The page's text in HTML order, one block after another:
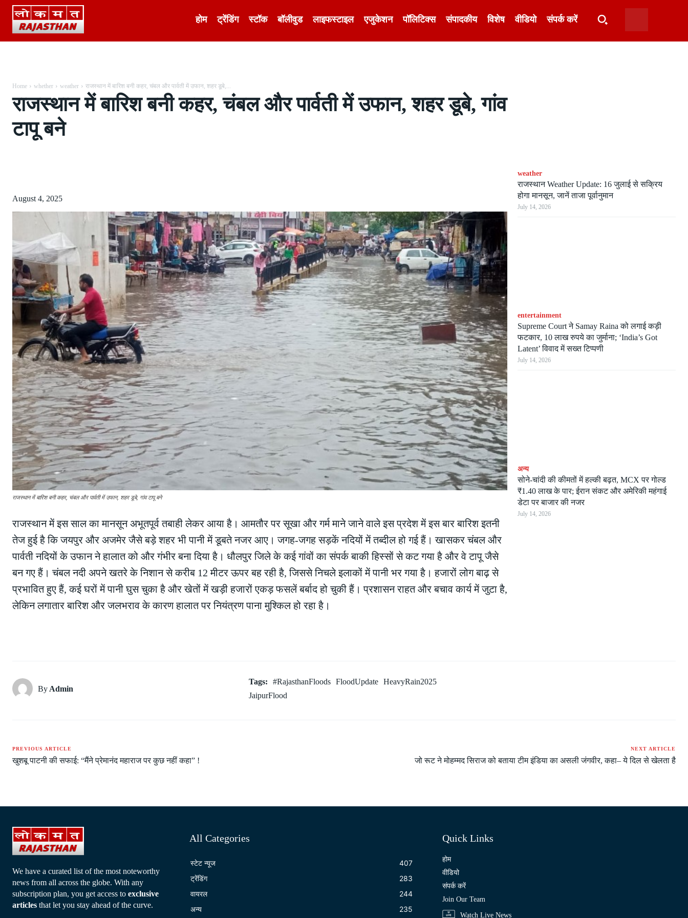
होम ट्रेंडिंग स्टॉक बॉलीवुड लाइफस्टाइल एजुकेशन पॉलिटिक्स संपादकीय विशेष वीडियो संपर्क करें
Home whether weather राजस्थान में बारिश बनी कहर, चंबल और पार्वती में उफान, शहर डूबे,...
राजस्थान में बारिश बनी कहर, चंबल और पार्वती में उफान, शहर डूबे, गांव
टापू बने
August 4, 2025
राजस्थान में बारिश बनी कहर, चंबल और पार्वती में उफान, शहर डूबे, गांव टापू बने
राजस्थान में इस साल का मानसून अभूतपूर्व तबाही लेकर आया है। आमतौर पर सूखा और गर्म माने जाने वाले इस प्रदेश में इस बार बारिश इतनी
तेज हुई है कि जयपुर और अजमेर जैसे बड़े शहर भी पानी में डूबते नजर आए। जगह-जगह सड़कें नदियों में तब्दील हो गई हैं। खासकर चंबल और
पार्वती नदियों के उफान ने हालात को और गंभीर बना दिया है। धौलपुर जिले के कई गांवों का संपर्क बाकी हिस्सों से कट गया है और वे टापू जैसे
बन गए हैं। चंबल नदी अपने खतरे के निशान से करीब 12 मीटर ऊपर बह रही है, जिससे निचले इलाकों में पानी भर गया है। हजारों लोग बाढ़ से
प्रभावित हुए हैं, कई घरों में पानी घुस चुका है और खेतों में खड़ी हजारों एकड़ फसलें बर्बाद हो चुकी हैं। प्रशासन राहत और बचाव कार्य में जुटा है,
लेकिन लगातार बारिश और जलभराव के कारण हालात पर नियंत्रण पाना मुश्किल हो रहा है।
weather
राजस्थान Weather Update: 16 जुलाई से सक्रिय
होगा मानसून, जानें ताजा पूर्वानुमान
July 14, 2026
entertainment
Supreme Court ने Samay Raina को लगाई कड़ी
फटकार, 10 लाख रुपये का जुर्माना; ‘India’s Got
Latent’ विवाद में सख्त टिप्पणी
July 14, 2026
अन्य
सोने-चांदी की कीमतों में हल्की बढ़त, MCX पर गोल्ड
₹1.40 लाख के पार; ईरान संकट और अमेरिकी महंगाई
डेटा पर बाजार की नजर
July 14, 2026
By Admin
Tags: #RajasthanFloods FloodUpdate HeavyRain2025
JaipurFlood
PREVIOUS ARTICLE
खुशबू पाटनी की सफाई: “मैंने प्रेमानंद महाराज पर कुछ नहीं कहा” !
NEXT ARTICLE
जो रूट ने मोहम्मद सिराज को बताया टीम इंडिया का असली जंगवीर, कहा– ये दिल से खेलता है
We have a curated list of the most noteworthy
news from all across the globe. With any
subscription plan, you get access to exclusive
articles that let you stay ahead of the curve.
All Categories
स्टेट न्यूज
407
ट्रेंडिंग
283
वायरल
244
अन्य
235
Quick Links
होम
वीडियो
संपर्क करें
Join Our Team
Watch Live News